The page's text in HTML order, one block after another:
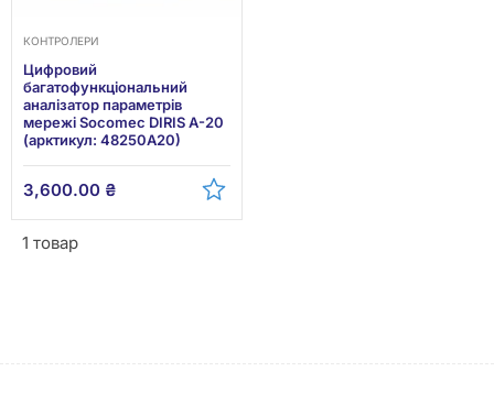
КОНТРОЛЕРИ
Цифровий
багатофункціональний
аналізатор параметрів
мережі Socomec DIRIS A-20
(арктикул: 48250A20)
3,600.00 ₴
1 товар